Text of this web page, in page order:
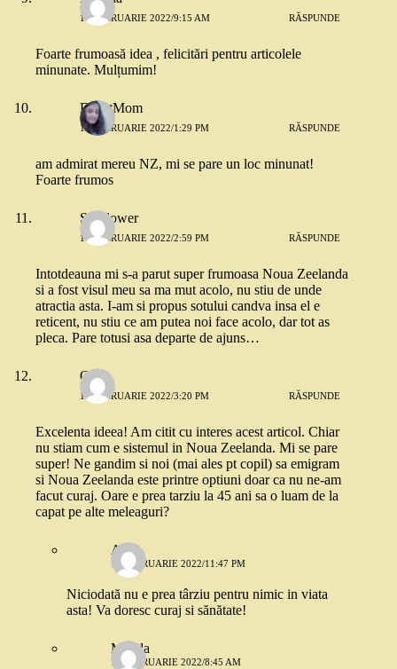
11 FEBRUARIE 2022/9:15 AM RĂSPUNDE
Foarte frumoasă idea , felicitări pentru articolele
minunate. Mulțumim!
ExpatMom
11 FEBRUARIE 2022/1:29 PM RĂSPUNDE
am admirat mereu NZ, mi se pare un loc minunat!
Foarte frumos
Sunflower
11 FEBRUARIE 2022/2:59 PM RĂSPUNDE
Intotdeauna mi s-a parut super frumoasa Noua Zeelanda
si a fost visul meu sa ma mut acolo, nu stiu de unde
atractia asta. I-am si propus sotului candva insa el e
reticent, nu stiu ce am putea noi face acolo, dar tot as
pleca. Pare totusi asa departe de ajuns…
Ony
11 FEBRUARIE 2022/3:20 PM RĂSPUNDE
Excelenta ideea! Am citit cu interes acest articol. Chiar
nu stiam cum e sistemul in Noua Zeelanda. Mi se pare
super! Ne gandim si noi (mai ales pt copil) sa emigram
si Noua Zeelanda este printre optiuni doar ca nu ne-am
facut curaj. Oare e prea tarziu la 45 ani sa o luam de la
capat pe alte meleaguri?
Ade
11 FEBRUARIE 2022/11:47 PM
Niciodată nu e prea târziu pentru nimic in viata
asta! Va doresc curaj si sănătate!
Magda
14 FEBRUARIE 2022/8:45 AM